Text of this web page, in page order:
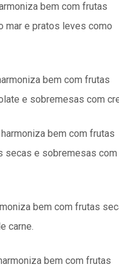
bem com frutas
mar e pratos leves como
bem com frutas
e sobremesas com
bem com frutas
secas e sobremesas com
bem com frutas
carne.
bem com frutas